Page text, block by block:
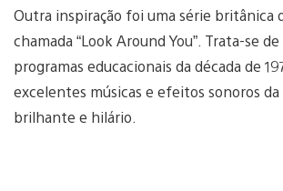
Outra inspiração foi uma série britânica
chamada “Look Around You”. Trata-se
programas educacionais da década de
excelentes músicas e efeitos sonoros da
brilhante e hilário.